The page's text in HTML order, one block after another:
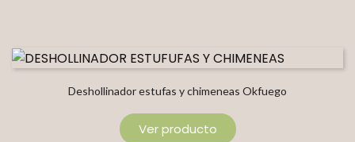
Deshollinador estufas y chimeneas Okfuego
Ver producto